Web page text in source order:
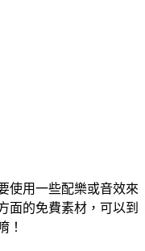
使用一些配樂或音效來
面的免費素材，可以到
！